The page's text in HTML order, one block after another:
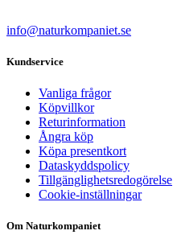
info@naturkompaniet.se
Kundservice
Vanliga frågor
Köpvillkor
Returinformation
Ångra köp
Köpa presentkort
Dataskyddspolicy
Tillgänglighetsredogörelse
Cookie-inställningar
Om Naturkompaniet